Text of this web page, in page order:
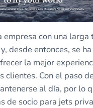
empresa con una larga
desde entonces, se ha
la mejor
clientes. Con el paso
al día, por lo
de socio para jets